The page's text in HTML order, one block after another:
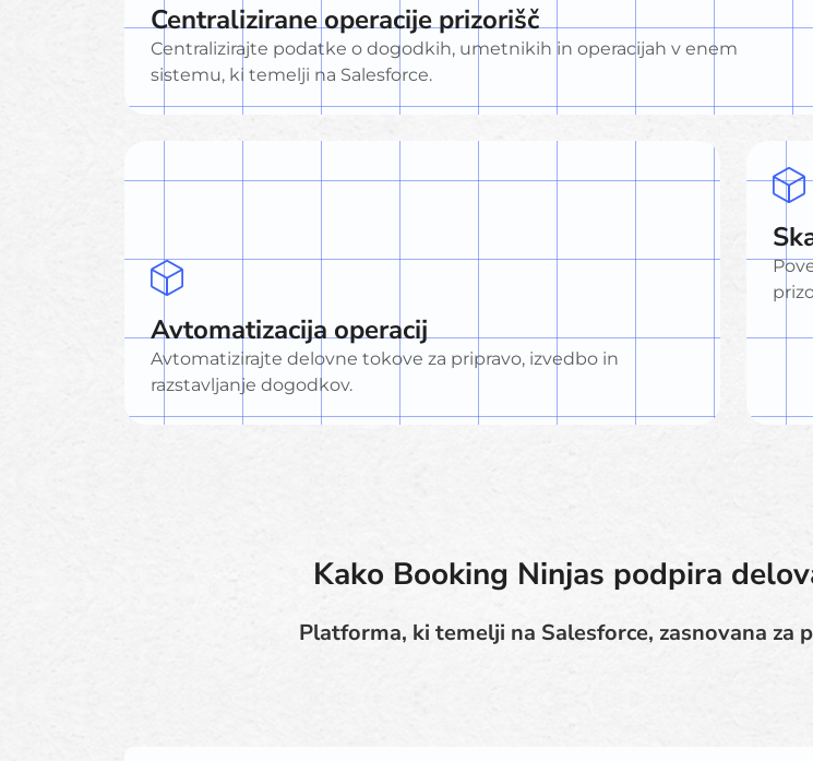
Centralizirane operacije prizorišč
Centralizirajte podatke o dogodkih, umetnikih in operacijah v enem
sistemu, ki temelji na Salesforce.
Avtomatizacija operacij
Avtomatizirajte delovne tokove za pripravo, izvedbo in
razstavljanje dogodkov.
Kako Booking Ninjas podpira
Platforma, ki temelji na Salesforce, zasnovana za